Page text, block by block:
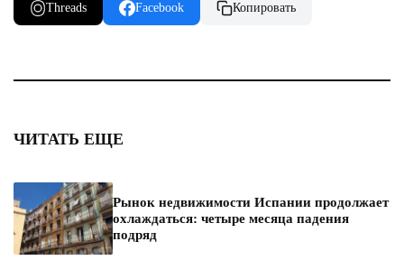
Threads Facebook Копировать
ЧИТАТЬ ЕЩЕ
Рынок недвижимости Испании продолжает
охлаждаться: четыре месяца падения
подряд